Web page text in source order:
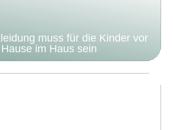
muss für die Kinder vor
im Haus sein